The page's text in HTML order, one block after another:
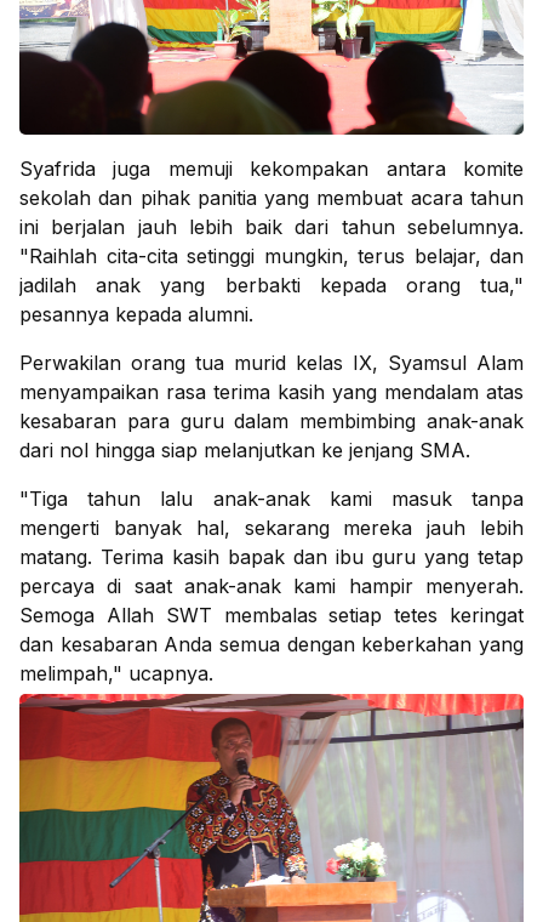
Syafrida juga memuji kekompakan antara komite
sekolah dan pihak panitia yang membuat acara tahun
ini berjalan jauh lebih baik dari tahun sebelumnya.
"Raihlah cita-cita setinggi mungkin, terus belajar, dan
jadilah anak yang berbakti kepada orang tua,"
pesannya kepada alumni.
Perwakilan orang tua murid kelas IX, Syamsul Alam
menyampaikan rasa terima kasih yang mendalam atas
kesabaran para guru dalam membimbing anak-anak
dari nol hingga siap melanjutkan ke jenjang SMA.
"Tiga tahun lalu anak-anak kami masuk tanpa
mengerti banyak hal, sekarang mereka jauh lebih
matang. Terima kasih bapak dan ibu guru yang tetap
percaya di saat anak-anak kami hampir menyerah.
Semoga Allah SWT membalas setiap tetes keringat
dan kesabaran Anda semua dengan keberkahan yang
melimpah," ucapnya.